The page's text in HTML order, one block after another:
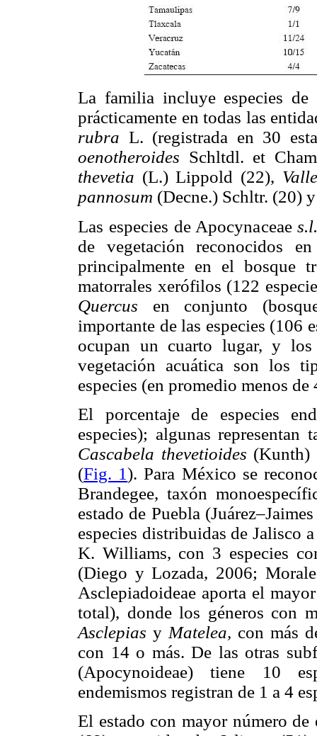
La familia incluye especies
prácticamente en todas las
rubra L. (registrada en 30
oenotheroides Schltdl. et
thevetia (L.) Lippold (22),
pannosum (Decne.) Schltr. (20)
Las especies de Apocynaceae
de vegetación reconocidos
principalmente en el bosque
matorrales xerófilos (122
Quercus en conjunto
importante de las especies (106
ocupan un cuarto lugar, y los
vegetación acuática son los
especies (en promedio menos de
El porcentaje de especies
especies); algunas
Cascabela thevetioides
(Fig. 1). Para México se
Brandegee, taxón
estado de Puebla
especies distribuidas de Jalisco
K. Williams, con 3 especies
(Diego y Lozada, 2006;
Asclepiadoideae aporta el
total), donde los géneros con
Asclepiasy Matelea, con más
con 14 o más. De las otras
(Apocynoideae) tiene 10
endemismos registran de 1 a 4
El estado con mayor número de